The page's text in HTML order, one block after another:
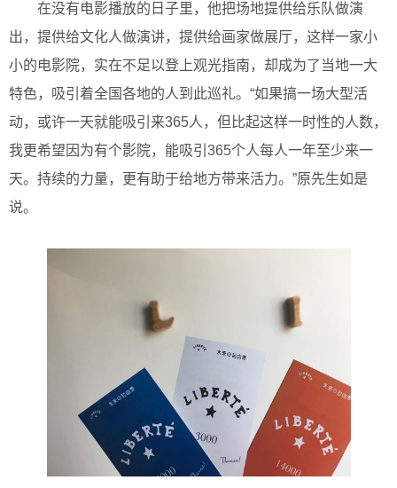
在没有电影播放的日子里，他把场地提供给乐队做演
出，提供给文化人做演讲，提供给画家做展厅，这样一家小
小的电影院，实在不足以登上观光指南，却成为了当地一大
特色，吸引着全国各地的人到此巡礼。“如果搞一场大型活
动，或许一天就能吸引来365人，但比起这样一时性的人数，
我更希望因为有个影院，能吸引365个人每人一年至少来一
天。持续的力量，更有助于给地方带来活力。”原先生如是
说。